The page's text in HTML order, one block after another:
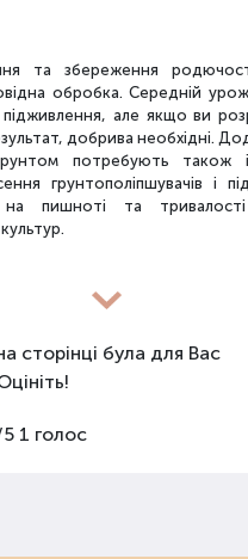
та збереження
обробка. Середній
але якщо ви
добрива необхідні.
потребують також і
грунтополіпшувачів і
на пишноті та тривалості
засобів для
поживних якостей
різні види засобів:
суміші, засоби
сторінці була для Вас
5 1 голос